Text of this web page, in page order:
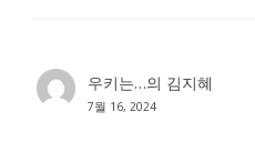
우키는…의 김지혜
7월 16, 2024